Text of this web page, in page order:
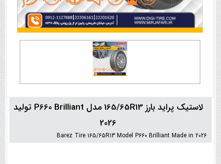
لاستیک پراید بارز 165/65R13 مدل P660 Brilliant تولید
2026
Barez Tire 165/65R13 Model P660 Brilliant Made in 2026